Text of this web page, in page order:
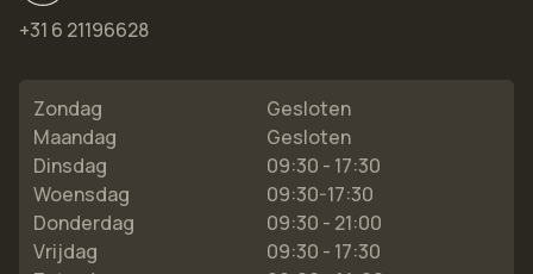
+31 6 21196628
Zondag
Gesloten
Maandag
Gesloten
Dinsdag
09:30 - 17:30
Woensdag
09:30-17:30
Donderdag
09:30 - 21:00
Vrijdag
09:30 - 17:30